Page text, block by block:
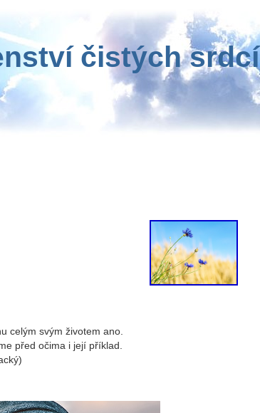
čistých srdcí
celým svým životem ano.
před očima i její příklad.